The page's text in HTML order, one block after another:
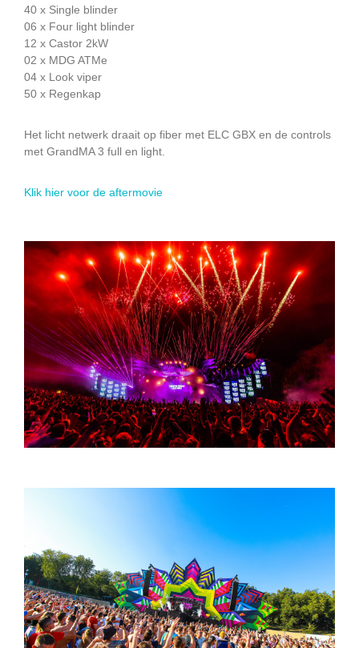
40 x Single blinder
06 x Four light blinder
12 x Castor 2kW
02 x MDG ATMe
04 x Look viper
50 x Regenkap
Het licht netwerk draait op fiber met ELC GBX en de controls
met GrandMA 3 full en light.
Klik hier voor de aftermovie